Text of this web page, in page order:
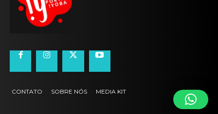
CONTATO SOBRE NÓS MEDIA KIT